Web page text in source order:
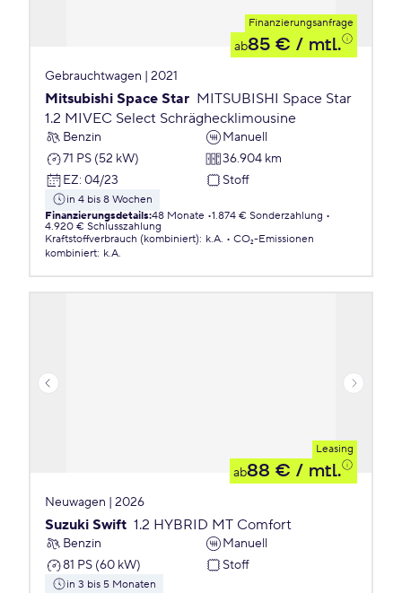
Finanzierungsanfrage
ab85 € / mtl.
Gebrauchtwagen | 2021
Mitsubishi Space Star MITSUBISHI Space Star
1.2 MIVEC Select Schräghecklimousine
Benzin
Manuell
71 PS (52 kW)
36.904 km
EZ: 04/23 Stoff
in 4 bis 8 Wochen
Finanzierungsdetails:48 Monate 1.874 € Sonderzahlung
4.920 € Schlusszahlung
Kraftstoffverbrauch (kombiniert): k.A.
CO₂-Emissionen
kombiniert: k.A.
Leasing
ab88 € / mtl.
Neuwagen | 2026
Suzuki Swift 1.2 HYBRID MT Comfort
Benzin
Manuell
81 PS (60 kW)
Stoff
in 3 bis 5 Monaten